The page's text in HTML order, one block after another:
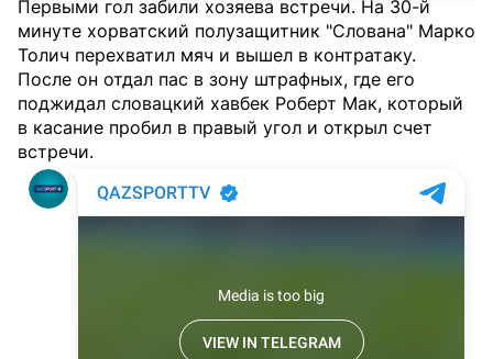
Первыми гол забили хозяева встречи. На 30-й
минуте хорватский полузащитник "Слована" Марко
Толич перехватил мяч и вышел в контратаку.
После он отдал пас в зону штрафных, где его
поджидал словацкий хавбек Роберт Мак, который
в касание пробил в правый угол и открыл счет
встречи.